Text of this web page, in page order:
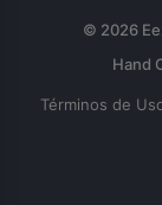
© 2026
Términos de